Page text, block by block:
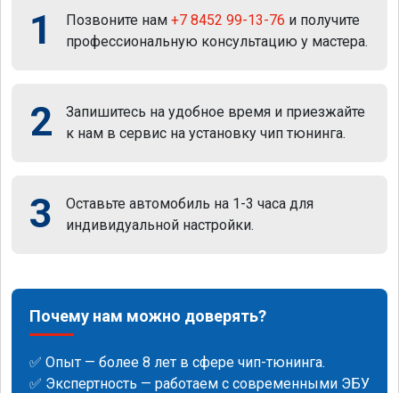
1 Позвоните нам +7 8452 99-13-76 и получите
профессиональную консультацию у мастера.
2
Запишитесь на удобное время и приезжайте
к нам в сервис на установку чип тюнинга.
3
Оставьте автомобиль на 1-3 часа для
индивидуальной настройки.
Почему нам можно доверять?
✅ Опыт — более 8 лет в сфере чип-тюнинга.
✅ Экспертность — работаем с современными ЭБУ